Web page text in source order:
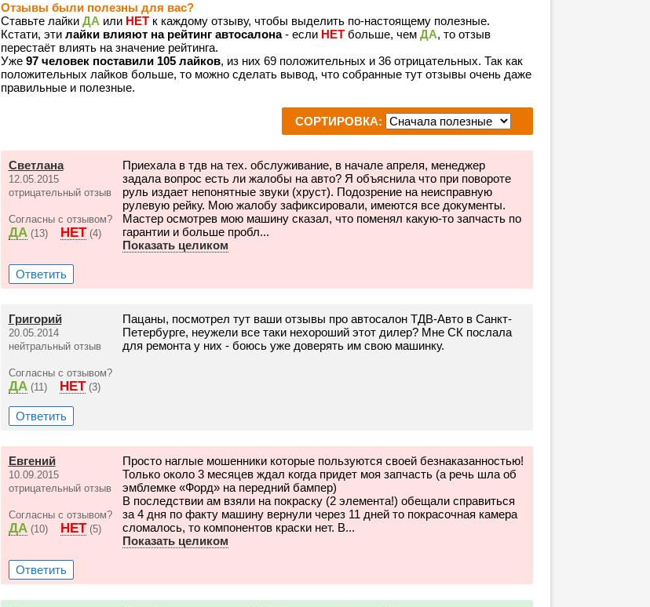
Отзывы были полезны для вас?
Ставьте лайки ДА или НЕТк каждому отзыву, чтобы выделить по-настоящему полезные.
Кстати, эти лайки влияют на рейтинг автосалона- если НЕТбольше, чем ДА, то отзыв
перестаёт влиять на значение рейтинга.
Уже 97 человек поставили 105 лайков, из них 69 положительных и 36 отрицательных. Так как
положительных лайков больше, то можно сделать вывод, что собранные тут отзывы очень даже
правильные и полезные.
СОРТИРОВКА:
Светлана
12.05.2015
отрицательный отзыв
Согласны с отзывом?
ДА (13) НЕТ (4)
Приехала в тдв на тех. обслуживание, в начале апреля, менеджер
задала вопрос есть ли жалобы на авто? Я объяснила что при повороте
руль издает непонятные звуки (хруст). Подозрение на неисправную
рулевую рейку. Мою жалобу зафиксировали, имеются все документы.
Мастер осмотрев мою машину сказал, что поменял какую-то запчасть по
гарантии и больше пробл...
Показать целиком
Ответить
Григорий
20.05.2014
нейтральный отзыв
Согласны с отзывом?
ДА (11) НЕТ (3)
Пацаны, посмотрел тут ваши отзывы про автосалон ТДВ-Авто в Санкт-
Петербурге, неужели все таки нехороший этот дилер? Мне СК послала
для ремонта у них - боюсь уже доверять им свою машинку.
Ответить
Евгений
10.09.2015
отрицательный отзыв
Согласны с отзывом?
ДА (10) НЕТ (5)
Просто наглые мошенники которые пользуются своей безнаказанностью!
Только около 3 месяцев ждал когда придет моя запчасть (а речь шла об
эмблемке «Форд» на передний бампер)
В последствии ам взяли на покраску (2 элемента!) обещали справиться
за 4 дня по факту машину вернули через 11 дней то покрасочная камера
сломалось, то компонентов краски нет. В...
Показать целиком
Ответить